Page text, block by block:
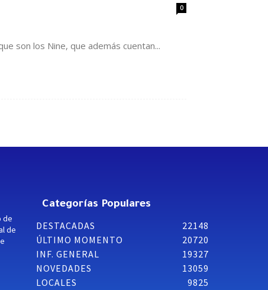
0
son los Nine, que además cuentan...
de
de
Categorías Populares
DESTACADAS
22148
ÚLTIMO MOMENTO
20720
INF. GENERAL
19327
NOVEDADES
13059
LOCALES
9825